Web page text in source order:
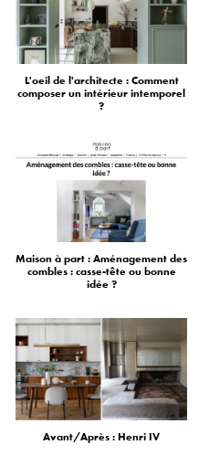
L'oeil de l'architecte : Comment
composer un intérieur intemporel
?
Maison à part : Aménagement des
combles : casse-tête ou bonne
idée ?
Avant/Après : Henri IV